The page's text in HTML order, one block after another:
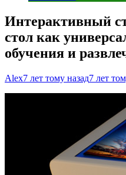
Интерактивный
стол как
обучения и
Alex7 лет тому назад7 лет